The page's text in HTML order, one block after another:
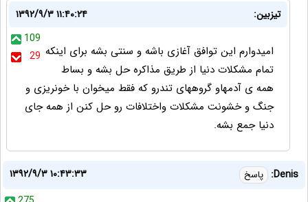
تیزبین:
۱۳۹۲/۹/۳ ۱۱:۴۰:۲۴
109
29 امیدوارم این توافق آغازی باشه و سنتی بشه برای اینکه
تمام مشکلات دنیا از طریق مذاکره حل بشه و بساط
همه ی آدمهاو گروههای تندرو که فقط میخوان با خونریزی و
جنگ و خشونت مشکلات واختلافات رو حل کنن از همه جای
دنیا جمع بشه.
Denis: پاسخ
۱۳۹۲/۹/۳ ۱۰:۴۳:۳۳